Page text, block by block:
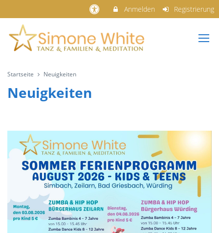
Anmelden Registrierung
Startseite Neuigkeiten
Neuigkeiten